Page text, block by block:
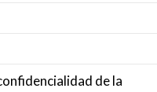
de la